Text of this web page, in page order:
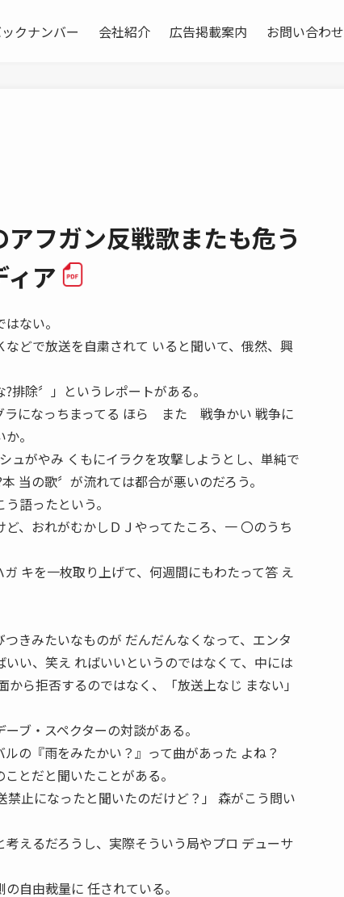
クナンバー 会社紹介 広告掲載案内 お問い合わせ
フガン反戦歌またも危う
ア
ない。
どで放送を自粛されて いると聞いて、俄然、興
排除〞」というレポートがある。
ラになっちまってる ほら また 戦争かい 戦争に
。
ュがやみ くもにイラクを攻撃しようとし、単純で
当の歌〞が流れては都合が悪いのだろう。
語ったという。
、おれがむかしＤＪやってたころ、一 〇のうち
キを一枚取り上げて、何週間にもわたって答 え
きみたいなものが だんだんなくなって、エンタ
い、笑え ればいいというのではなくて、中には
ら拒否するのではなく、「放送上なじ まない」
ブ・スペクターの対談がある。
ルの『雨をみたかい？』って曲があった よね？
とだと聞いたことがある。
止になったと聞いたのだけど？」 森がこう問い
えるだろうし、実際そういう局やプロ デューサ
自由裁量に 任されている。